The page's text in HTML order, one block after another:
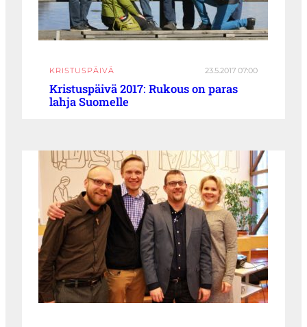
KRISTUSPÄIVÄ 23.5.2017 07:00
Kristuspäivä 2017: Rukous on paras
lahja Suomelle